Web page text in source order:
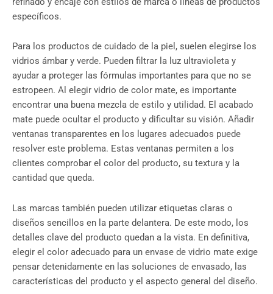
específicos.
Para los productos de cuidado de la piel, suelen elegirse los
vidrios ámbar y verde. Pueden filtrar la luz ultravioleta y
ayudar a proteger las fórmulas importantes para que no se
estropeen. Al elegir vidrio de color mate, es importante
encontrar una buena mezcla de estilo y utilidad. El acabado
mate puede ocultar el producto y dificultar su visión. Añadir
ventanas transparentes en los lugares adecuados puede
resolver este problema. Estas ventanas permiten a los
clientes comprobar el color del producto, su textura y la
cantidad que queda.
Las marcas también pueden utilizar etiquetas claras o
diseños sencillos en la parte delantera. De este modo, los
detalles clave del producto quedan a la vista. En definitiva,
elegir el color adecuado para un envase de vidrio mate exige
pensar detenidamente en las soluciones de envasado, las
características del producto y el aspecto general del diseño.